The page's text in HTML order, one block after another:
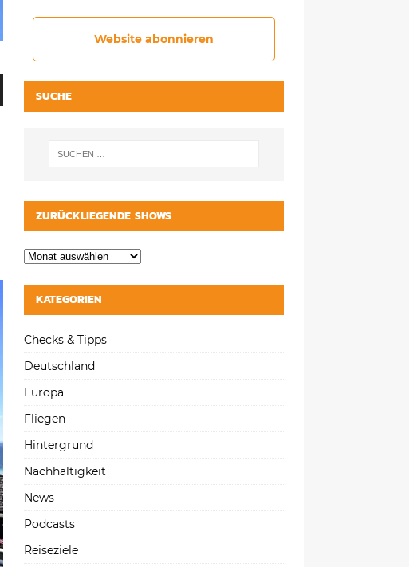
Website abonnieren
SUCHE
ZURÜCKLIEGENDE SHOWS
KATEGORIEN
Checks & Tipps
Deutschland
Europa
Fliegen
Hintergrund
Nachhaltigkeit
News
Podcasts
Reiseziele